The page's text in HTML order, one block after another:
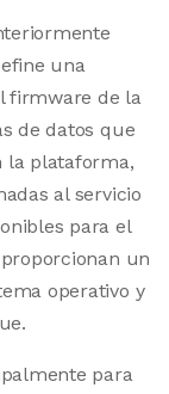
una
firmware de la
de datos que
la plataforma,
al servicio
para el
un
operativo y
para